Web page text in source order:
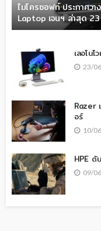
ไมโครซอฟท์ ประกาศว
Laptop เจนฯ ล่าสุด
เลอโน
23/
Razer
อร์
10/
HPE ดั
09/